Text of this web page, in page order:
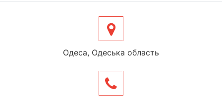
Одеса, Одеська область